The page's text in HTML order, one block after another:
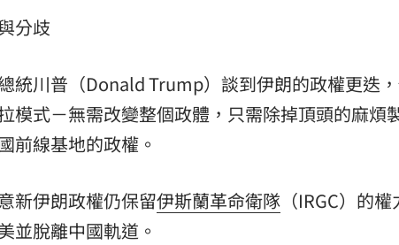
分歧
統川普（Donald Trump）談到伊朗的政權更迭
模式－無需改變整個政體，只需除掉頂頭的麻煩
前線基地的政權。
新伊朗政權仍保留伊斯蘭革命衛隊 （IRGC）的
並脫離中國軌道。